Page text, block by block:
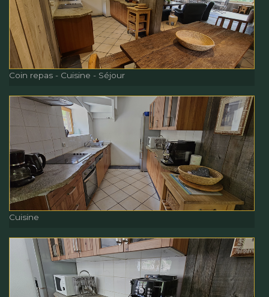
Coin repas - Cuisine
Coin repas - Cuisine - Séjour
Coin repas - Cuisine - Séjour
Cuisine